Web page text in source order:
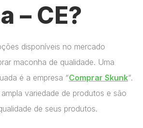
– CE?
disponíveis no mercado
maconha de qualidade. Uma
é a empresa “Comprar Skunk“.
variedade de produtos e são
de seus produtos.